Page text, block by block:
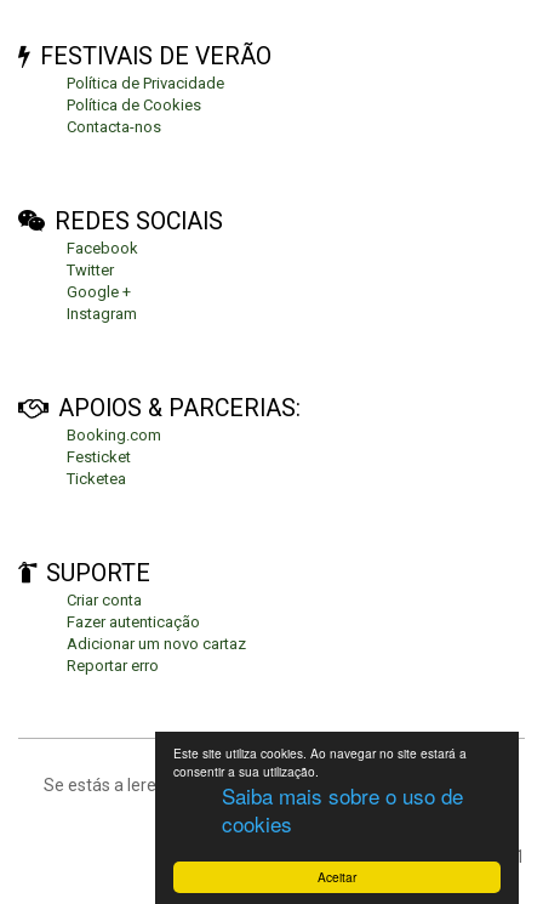
Este site utiliza cookies. Ao navegar no site estará a
consentir a sua utilização.
Saiba mais sobre o uso de
cookies
Aceitar
FESTIVAIS DE VERÃO
Política de Privacidade
Política de Cookies
Contacta-nos
REDES SOCIAIS
Facebook
Twitter
Google +
Instagram
APOIOS & PARCERIAS:
Booking.com
Festicket
Ticketea
SUPORTE
Criar conta
Fazer autenticação
Adicionar um novo cartaz
Reportar erro
Se estás a leres isto, significa que estás no fundo da página.
Festivais de Verão 2021